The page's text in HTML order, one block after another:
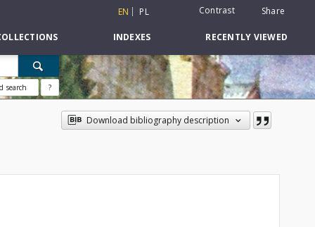
EN PL Contrast Share
INDEXES RECENTLY VIEWED
search ?
Download bibliography description